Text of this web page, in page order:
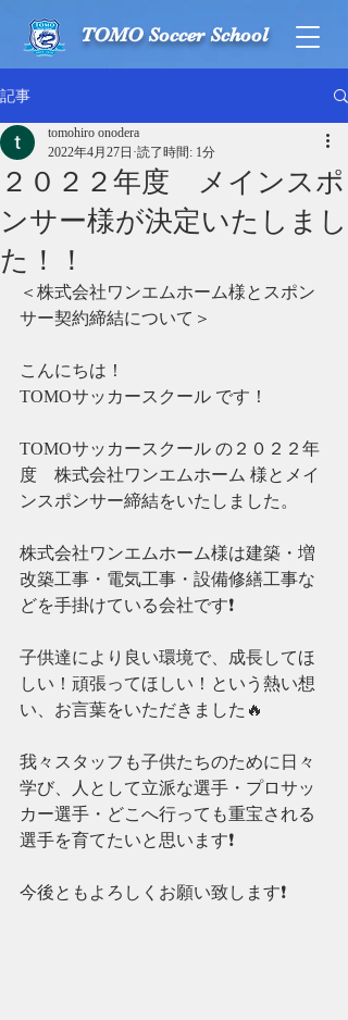
TOMO Soccer School
記事
２０２２年度 メインスポ
ンサー様が決定いたしまし
た！！
tomohiro onodera
2022年4月27日 読了時間: 1分
＜株式会社ワンエムホーム様とスポン
サー契約締結について＞
こんにちは！
TOMOサッカースクール です！
TOMOサッカースクール の２０２２年
度　株式会社ワンエムホーム 様とメイ
ンスポンサー締結をいたしました。
株式会社ワンエムホーム様は建築・増
改築工事・電気工事・設備修繕工事な
どを手掛けている会社です❗️
子供達により良い環境で、成長してほ
しい！頑張ってほしい！という熱い想
い、お言葉をいただきました🔥
我々スタッフも子供たちのために日々
学び、人として立派な選手・プロサッ
カー選手・どこへ行っても重宝される
選手を育てたいと思います❗️
今後ともよろしくお願い致します❗️